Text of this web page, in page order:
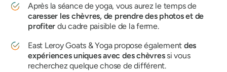
Après la séance de yoga, vous aurez le temps de
caresser les chèvres, de prendre des photos et de
profiter du cadre paisible de la ferme.
East Leroy Goats & Yoga propose également des
expériences uniques avec des chèvressi vous
recherchez quelque chose de différent.